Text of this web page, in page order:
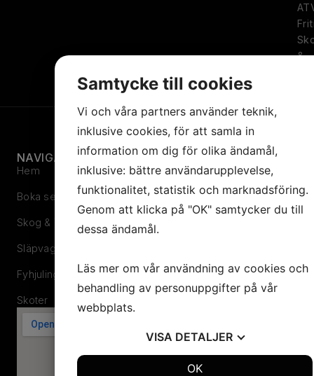
&
NAVIGATION
Hem
Boka service
Skog & Trädgård
Släpvagn
Fyhjuling
Skoter
SORTIMENT
Skog & Trädgård
Fyrhjuling
Samtycke till cookies
Vi och våra partners använder teknik,
inklusive cookies, för att samla in
information om dig för olika ändamål,
inklusive: bättre användarupplevelse,
funktionalitet, statistik och marknadsföring.
Genom att klicka på "OK" samtycker du till
dessa ändamål.
Läs mer om vår användning av cookies och
behandling av personuppgifter på vår
webbplats.
VISA DETALJER
OK